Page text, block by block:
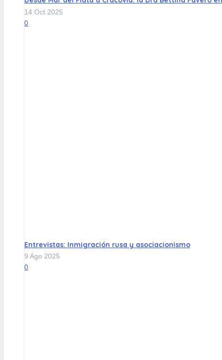
14 Oct 2025
0
Entrevistas: Inmigración rusa y asociacionismo
9 Ago 2025
0